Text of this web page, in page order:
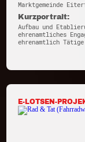
Marktgemeinde
Kurzportrait:
Aufbau und
ehrenamtliches
ehrenamtlich
E-LOTSEN-